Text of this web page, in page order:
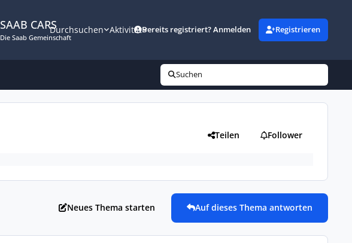
SAAB CARS
Die Saab Gemeinschaft
Durchsuchen AktivitätBereits registriert? Anmelden Registrieren
Suchen
Teilen Follower
Neues Thema starten Auf dieses Thema antworten